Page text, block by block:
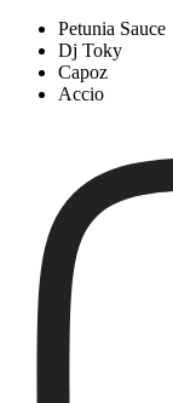
Petunia Sauce
Dj Toky
Capoz
Accio